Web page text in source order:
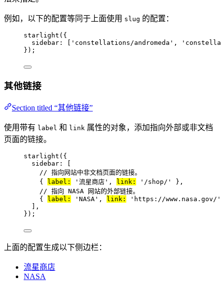
例如，以下的配置等同于上面使用 slug 的配置：
starlight ({
sidebar: [
' constellations/andromeda ' , '
});
其他链接
Section titled “其他链接”
使用带有 label 和 link 属性的对象，添加指向外部或非文档
页面的链接。
starlight ({
sidebar: [
// 指向网站中非文档页面的链接。
{ label: ' 流星商店 ' , link: ' /shop/ '
},
// 指向 NASA 网站的外部链接。
{ label: ' NASA ' , link: ' https://www.nasa.gov/ '
],
});
上面的配置生成以下侧边栏：
流星商店
NASA